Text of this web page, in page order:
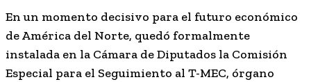
En un momento decisivo para el futuro económico
de América del Norte, quedó formalmente
instalada en la Cámara de Diputados la Comisión
Especial para el Seguimiento al T-MEC, órgano